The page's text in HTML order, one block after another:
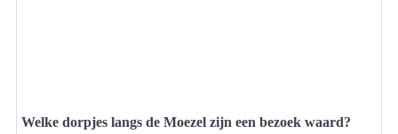
Welke dorpjes langs de Moezel zijn een bezoek waard?